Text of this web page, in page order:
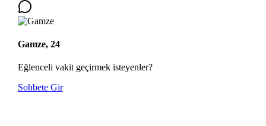
Gamze, 24
Eğlenceli vakit geçirmek isteyenler?
Sohbete Gir